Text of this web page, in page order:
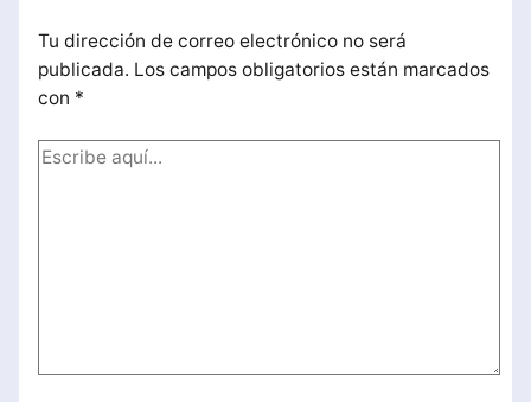
Tu dirección de correo electrónico no será
publicada. Los campos obligatorios están marcados
con *
Escribe